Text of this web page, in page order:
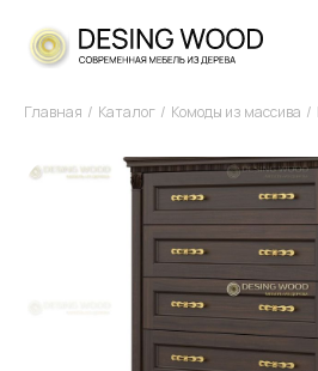
Главная Каталог Комоды из массива